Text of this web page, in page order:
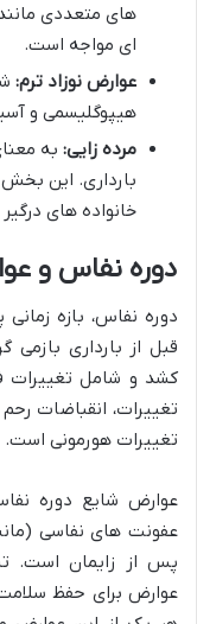
های متعددی
ای مواجه است.
عوارض نوزاد ترم:
هیپوگلیسمی و
مرده زایی: به
بارداری. این
خانواده های
دوره نفاس و
دوره نفاس، بازه
قبل از بارداری
کشد و شامل تغییرات
تغییرات، انقباضات
تغییرات هورمونی است.
عفونت های نفاسی
پس از زایمان است.
عوارض برای حفظ